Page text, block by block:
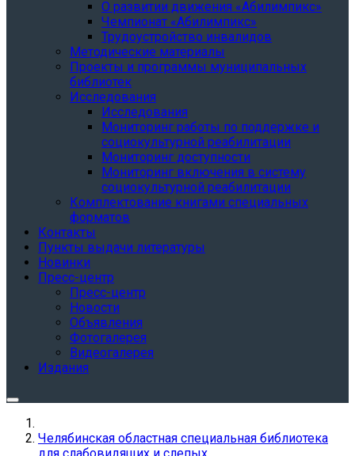
О развитии движения «Абилимпикс»
Чемпионат «Абилимпикс»
Трудоустройство инвалидов
Методические материалы
Проекты и программы муниципальных
библиотек
Исследования
Исследования
Мониторинг работы по поддержке и
социокультурной реабилитации
Мониторинг доступности
Мониторинг включения в систему
социокультурной реабилитации
Комплектование книгами специальных
форматов
Контакты
Пункты выдачи литературы
Новинки
Пресс-центр
Пресс-центр
Новости
Объявления
Фотогалерея
Видеогалерея
Издания
Челябинская областная специальная библиотека